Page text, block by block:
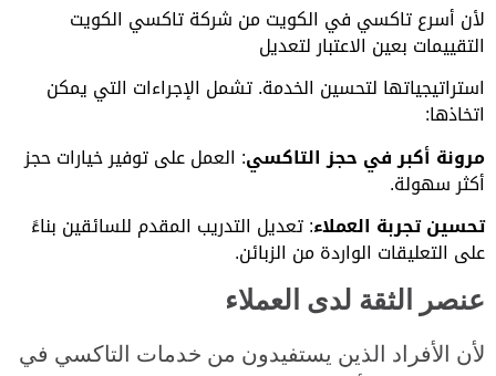
لأن أسرع تاكسي في الكويت من شركة تاكسي الكويت
التقييمات بعين الاعتبار لتعديل
استراتيجياتها لتحسين الخدمة. تشمل الإجراءات التي يمكن
اتخاذها:
مرونة أكبر في حجز التاكسي: العمل على توفير خيارات حجز
أكثر سهولة.
تحسين تجربة العملاء: تعديل التدريب المقدم للسائقين بناءً
على التعليقات الواردة من الزبائن.
عنصر الثقة لدى العملاء
لأن الأفراد الذين يستفيدون من خدمات التاكسي في